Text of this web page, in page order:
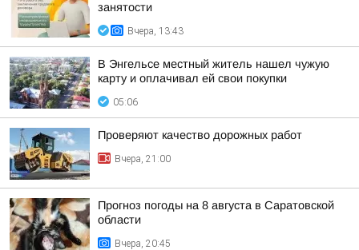
занятости
Вчера, 13:43
В Энгельсе местный житель нашел чужую
карту и оплачивал ей свои покупки
05:06
Проверяют качество дорожных работ
Вчера, 21:00
Прогноз погоды на 8 августа в Саратовской
области
Вчера, 20:45